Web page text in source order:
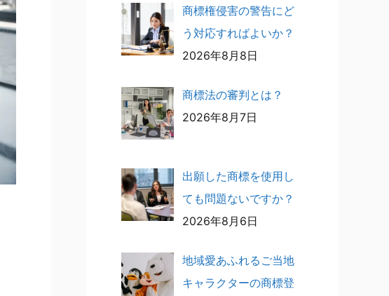
商標権侵害の警告にど
う対応すればよいか？
2026年8月8日
商標法の審判とは？
2026年8月7日
出願した商標を使用し
ても問題ないですか？
2026年8月6日
地域愛あふれるご当地
キャラクターの商標登